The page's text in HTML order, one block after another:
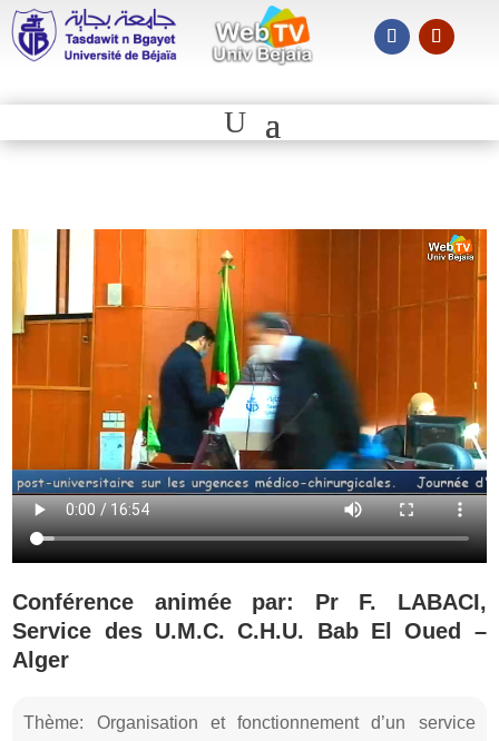
Conférence animée par: Pr F. LABACI,
Service des U.M.C. C.H.U. Bab El Oued –
Alger
Thème: Organisation et fonctionnement d’un service